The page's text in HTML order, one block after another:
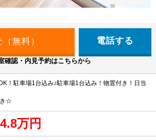
電話する
確認・内見予約はこちらから
！駐車場1台込み♪駐車場1台込み！物置付き！日当
き☆
4.8万円